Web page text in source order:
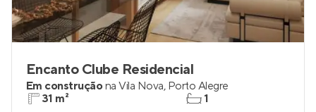
Encanto Clube Residencial
Em construçãona Vila Nova, Porto Alegre
31 m²
1